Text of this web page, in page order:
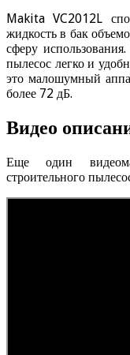
Makita VC2012L
жидкость в бак
сферу
пылесос легко и
это малошумный
более 72 дБ.
Видео
Еще один
строительного